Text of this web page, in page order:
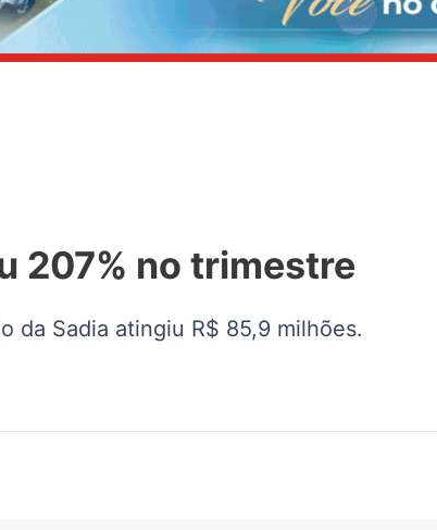
207% no trimestre
da Sadia atingiu R$ 85,9 milhões.